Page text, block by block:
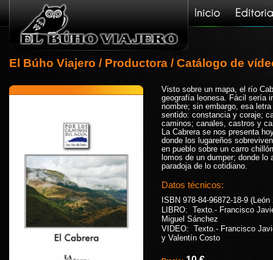
El Búho Viajero / Productora / Catálogo de
Visto sobre un mapa, el río
geografía leonesa. Fácil sería
nombre; sin embargo, esa
sentido: constancia y coraje;
caminos; canales, castros y
La Cabrera se nos presenta
donde los lugareños
en pueblo sobre un carro
lomos de un dumper; donde
paradoja de lo cotidiano.
Datos técnicos:
ISBN 978-84-96872-18-9 (León
LIBRO: Texto.- Francisco
Miguel Sánchez
VIDEO: Texto.- Francisco
y Valentín Costo